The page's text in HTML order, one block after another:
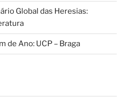
Global das Heresias:
de Ano: UCP – Braga